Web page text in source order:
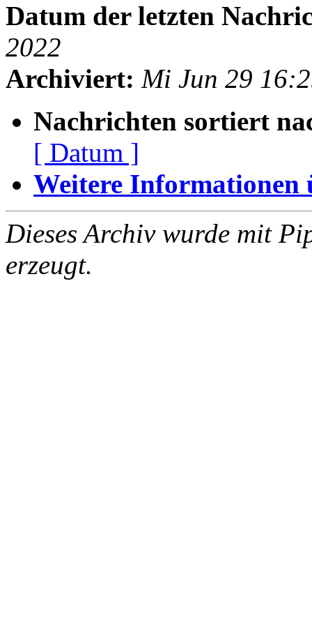
Datum der letzten
2022
Archiviert: Mi Jun 29
Nachrichten sortiert
[ Datum ]
Weitere Informationen
Dieses Archiv wurde mit
erzeugt.